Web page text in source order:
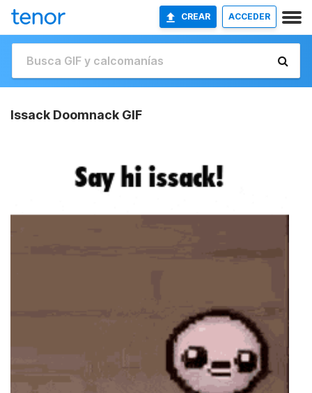
CREAR ACCEDER
Issack Doomnack GIF